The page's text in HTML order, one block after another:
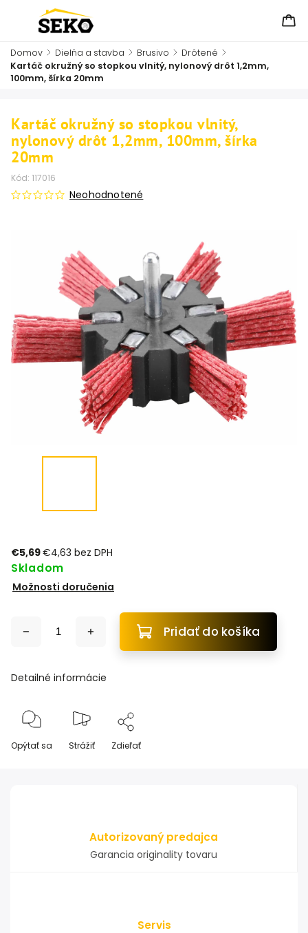
Domov / Dielňa a stavba / Brusivo / Drôtené /
Kartáč okružný so stopkou vlnitý, nylonový drôt 1,2mm,
100mm, šírka 20mm
Kartáč okružný so stopkou vlnitý,
nylonový drôt 1,2mm, 100mm, šírka
20mm
Kód: 117016
Neohodnotené
€5,69€4,63 bez DPH
Skladom
Možnosti doručenia
Pridať do košíka
Detailné informácie
Opýtať sa Strážiť Zdieľať
Autorizovaný predajca
Garancia originality tovaru
Servis